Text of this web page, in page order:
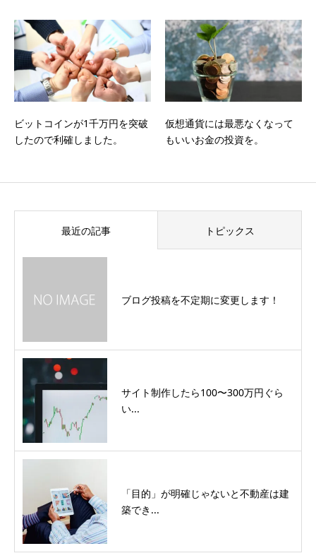
ビットコインが1千万円を突破
したので利確しました。
仮想通貨には最悪なくなって
もいいお金の投資を。
最近の記事 トピックス
ブログ投稿を不定期に変更します！
サイト制作したら100〜300万円ぐら
い...
「目的」が明確じゃないと不動産は建
築でき...